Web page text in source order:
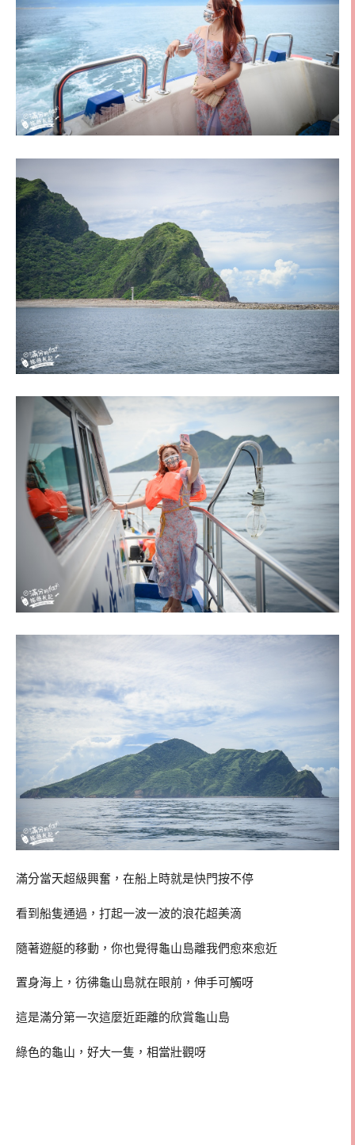
滿分當天超級興奮，在船上時就是快門按不停
看到船隻通過，打起一波一波的浪花超美滴
隨著遊艇的移動，你也覺得龜山島離我們愈來愈近
置身海上，彷彿龜山島就在眼前，伸手可觸呀
這是滿分第一次這麼近距離的欣賞龜山島
綠色的龜山，好大一隻，相當壯觀呀